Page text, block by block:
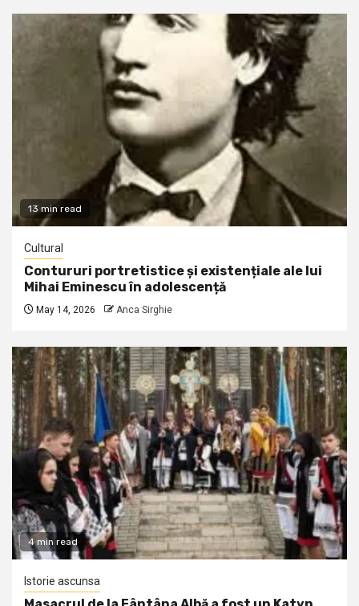
13 min read
Cultural
Contururi portretistice și existențiale ale lui
Mihai Eminescu în adolescență
May 14, 2026 Anca Sirghie
4 min read
Istorie ascunsa